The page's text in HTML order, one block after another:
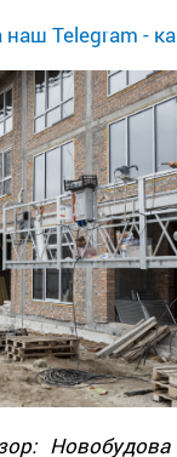
наш Telegram -
Новобудова